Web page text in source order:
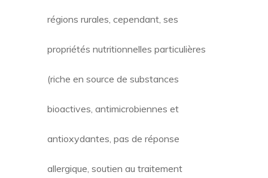
régions rurales, cependant, ses
propriétés nutritionnelles particulières
(riche en source de substances
bioactives, antimicrobiennes et
antioxydantes, pas de réponse
allergique, soutien au traitement